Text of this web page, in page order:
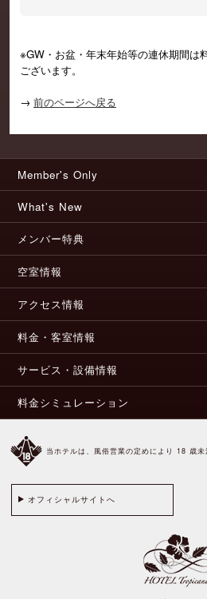
※GW・お盆・年末年始等の連休期間は
ございます。
→ 前のページへ戻る
Member's Only
What's New
メンバー特典
空室情報
アクセス情報
料金・客室情報
サービス・設備情報
料金シミュレーション
当ホテルは、風俗営業の定めにより 18 歳未
オフィシャルサイトへ